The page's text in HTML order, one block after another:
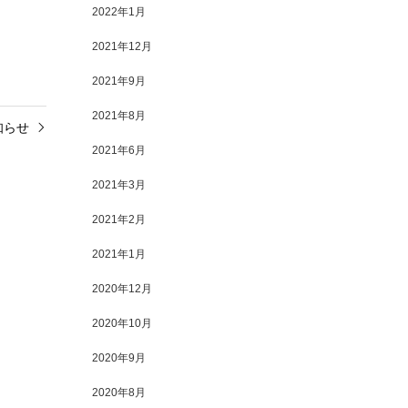
らせ
2022年1月
2021年12月
2021年9月
2021年8月
2021年6月
2021年3月
2021年2月
2021年1月
2020年12月
2020年10月
2020年9月
2020年8月